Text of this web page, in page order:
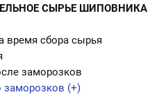
СЫРЬЕ ШИПОВНИКА
время сбора сырья
заморозков
заморозков (+)